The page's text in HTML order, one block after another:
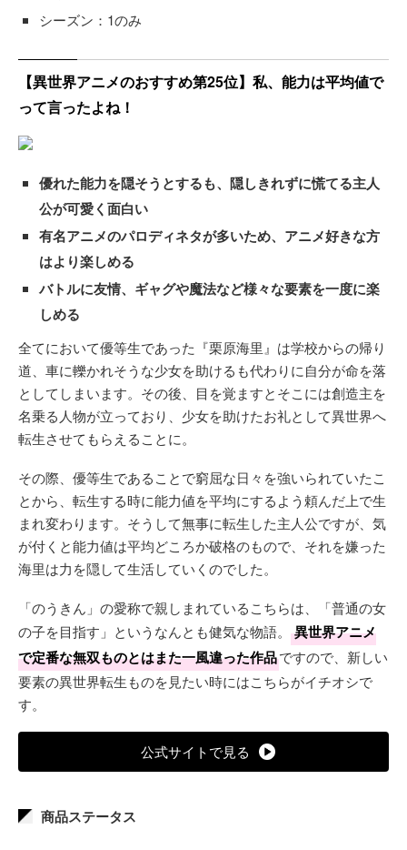
シーズン：1のみ
【異世界アニメのおすすめ第25位】私、能力は平均値で
って言ったよね！
優れた能力を隠そうとするも、隠しきれずに慌てる主人
公が可愛く面白い
有名アニメのパロディネタが多いため、アニメ好きな方
はより楽しめる
バトルに友情、ギャグや魔法など様々な要素を一度に楽
しめる
全てにおいて優等生であった『栗原海里』は学校からの帰り
道、車に轢かれそうな少女を助けるも代わりに自分が命を落
としてしまいます。その後、目を覚ますとそこには創造主を
名乗る人物が立っており、少女を助けたお礼として異世界へ
転生させてもらえることに。
その際、優等生であることで窮屈な日々を強いられていたこ
とから、転生する時に能力値を平均にするよう頼んだ上で生
まれ変わります。そうして無事に転生した主人公ですが、気
が付くと能力値は平均どころか破格のもので、それを嫌った
海里は力を隠して生活していくのでした。
「のうきん」の愛称で親しまれているこちらは、「普通の女
の子を目指す」というなんとも健気な物語。
異世界アニメ
で定番な無双ものとはまた一風違った作品ですので、新しい
要素の異世界転生ものを見たい時にはこちらがイチオシで
す。
公式サイトで見る
商品ステータス